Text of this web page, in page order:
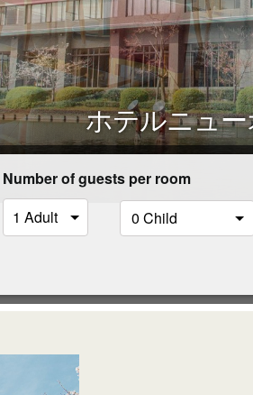
ホテルニュ
Number of guests per room